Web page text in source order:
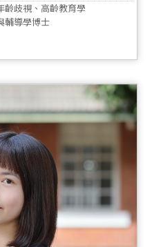
齡歧視、高齡教育學
輔導學博士